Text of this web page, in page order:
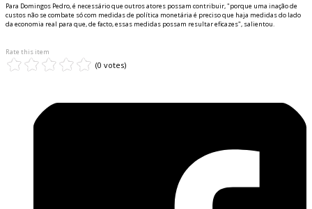
Para Domingos Pedro, é necessário que outros atores possam contribuir, "porque uma inflação de
custos não se combate só com medidas de política monetária é preciso que haja medidas do lado
da economia real para que, de facto, essas medidas possam resultar eficazes", salientou.
Rate this item
(0 votes)